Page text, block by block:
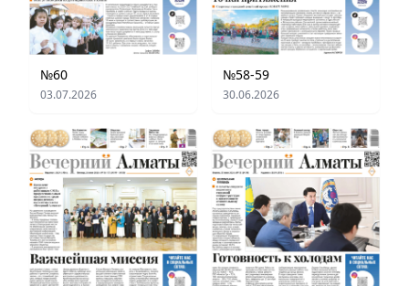
№60
03.07.2026
№58-59
30.06.2026